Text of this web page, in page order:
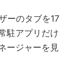
ーのタブを17
駐アプリだけ
ージャーを見